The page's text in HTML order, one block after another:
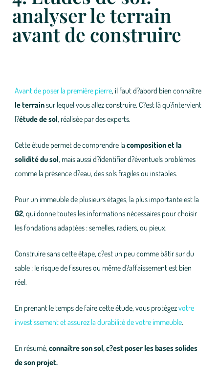
analyser le terrain
avant de construire
Avant de poser la première pierre, il faut d?abord bien connaître
le terrainsur lequel vous allez construire. C?est là qu?intervient
l?étude de sol, réalisée par des experts.
Cette étude permet de comprendre la composition et la
solidité du sol, mais aussi d?identifier d?éventuels problèmes
comme la présence d?eau, des sols fragiles ou instables.
Pour un immeuble de plusieurs étages, la plus importante est la
G2, qui donne toutes les informations nécessaires pour choisir
les fondations adaptées : semelles, radiers, ou pieux.
Construire sans cette étape, c?est un peu comme bâtir sur du
sable : le risque de fissures ou même d?affaissement est bien
réel.
En prenant le temps de faire cette étude, vous protégezvotre
investissement et assurez la durabilité de votre immeuble.
En résumé, connaître son sol, c?est poser les bases solides
de son projet.